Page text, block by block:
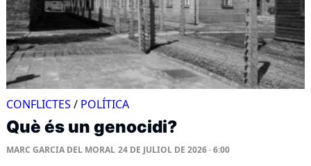
CONFLICTES / POLÍTICA
Què és un genocidi?
MARC GARCIA DEL MORAL 24 DE JULIOL DE 2026 · 6:00